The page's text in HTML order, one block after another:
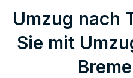
Umzug nach
Sie mit